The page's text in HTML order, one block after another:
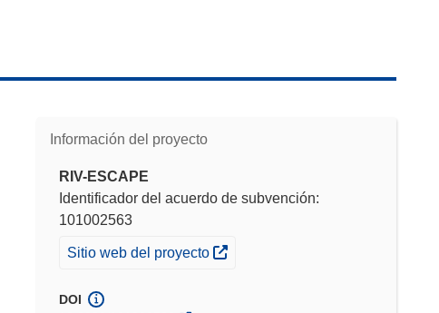
Información del proyecto
RIV-ESCAPE
Identificador del acuerdo de subvención:
101002563
(se abrirá en una nueva ventana)
Sitio web del proyecto
DOI